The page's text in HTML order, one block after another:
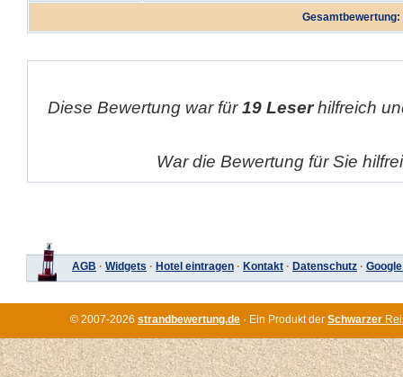
Gesamtbewertung:
Diese Bewertung war für19 Leserhilfreich
War die Bewertung für Sie
AGB · Widgets · Hotel eintragen · Kontakt · Datenschutz ·
© 2007-2026 strandbewertung.de · Ein Produkt der Schwarzer